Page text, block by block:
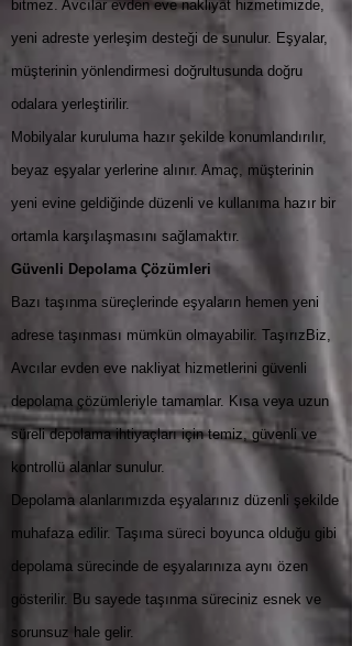
bitmez. Avcılar evden eve nakliyat hizmetimizde,
yeni adreste yerleşim desteği de sunulur. Eşyalar,
müşterinin yönlendirmesi doğrultusunda doğru
odalara yerleştirilir.
Mobilyalar kuruluma hazır şekilde konumlandırılır,
beyaz eşyalar yerlerine alınır. Amaç, müşterinin
yeni evine geldiğinde düzenli ve kullanıma hazır bir
ortamla karşılaşmasını sağlamaktır.
Güvenli Depolama Çözümleri
Bazı taşınma süreçlerinde eşyaların hemen yeni
adrese taşınması mümkün olmayabilir. TaşırızBiz,
Avcılar evden eve nakliyat hizmetlerini güvenli
depolama çözümleriyle tamamlar. Kısa veya uzun
süreli depolama ihtiyaçları için temiz, güvenli ve
kontrollü alanlar sunulur.
Depolama alanlarımızda eşyalarınız düzenli şekilde
muhafaza edilir. Taşıma süreci boyunca olduğu gibi
depolama sürecinde de eşyalarınıza aynı özen
gösterilir. Bu sayede taşınma süreciniz esnek ve
sorunsuz hale gelir.